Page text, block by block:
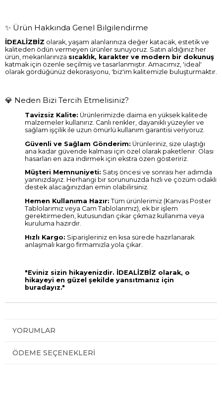
✨ Ürün Hakkında Genel Bilgilendirme
İDEALİZBİZ olarak, yaşam alanlarınıza değer katacak, estetik ve
kaliteden ödün vermeyen ürünler sunuyoruz. Satın aldığınız her
ürün, mekanlarınıza sıcaklık, karakter ve modern bir dokunuş
katmak için özenle seçilmiş ve tasarlanmıştır. Amacımız, 'ideal'
olarak gördüğünüz dekorasyonu, 'biz'im kalitemizle buluşturmaktır.
💎 Neden Bizi Tercih Etmelisiniz?
Tavizsiz Kalite: Ürünlerimizde daima en yüksek kalitede
malzemeler kullanırız. Canlı renkler, dayanıklı yüzeyler ve
sağlam işçilik ile uzun ömürlü kullanım garantisi veriyoruz.
Güvenli ve Sağlam Gönderim: Ürünleriniz, size ulaştığı
ana kadar güvende kalması için özel olarak paketlenir. Olası
hasarları en aza indirmek için ekstra özen gösteririz.
Müşteri Memnuniyeti: Satış öncesi ve sonrası her adımda
yanınızdayız. Herhangi bir sorununuzda hızlı ve çözüm odaklı
destek alacağınızdan emin olabilirsiniz.
Hemen Kullanıma Hazır: Tüm ürünlerimiz (Kanvas Poster
Tablolarımız veya Cam Tablolarımız), ek bir işlem
gerektirmeden, kutusundan çıkar çıkmaz kullanıma veya
kuruluma hazırdır.
Hızlı Kargo: Siparişleriniz en kısa sürede hazırlanarak
anlaşmalı kargo firmamızla yola çıkar.
"Eviniz sizin hikayenizdir. İDEALİZBİZ olarak, o
hikayeyi en güzel şekilde yansıtmanız için
buradayız."
YORUMLAR
ÖDEME SEÇENEKLERI